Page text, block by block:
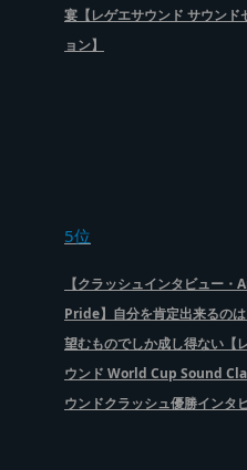
宴【レゲエサウンド サウンド
ョン】
5位
【クラッシュインタビュー・
Pride】自分を肯定出来るの
望むものでしか成し得ない【
ウンド World Cup Sound
ウンドクラッシュ優勝インタ